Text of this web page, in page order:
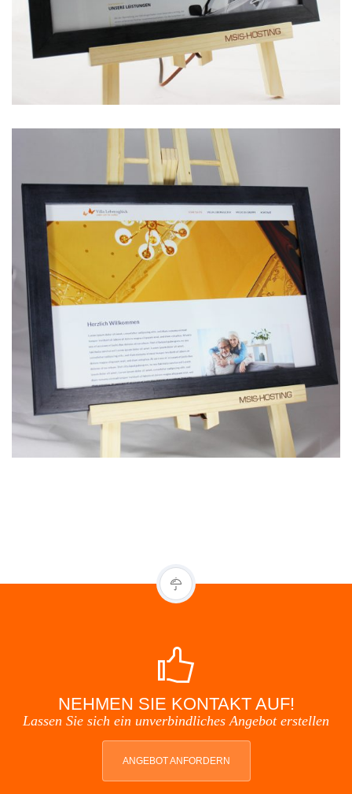
NEHMEN SIE KONTAKT AUF!
Lassen Sie sich ein unverbindliches Angebot erstellen
ANGEBOT ANFORDERN